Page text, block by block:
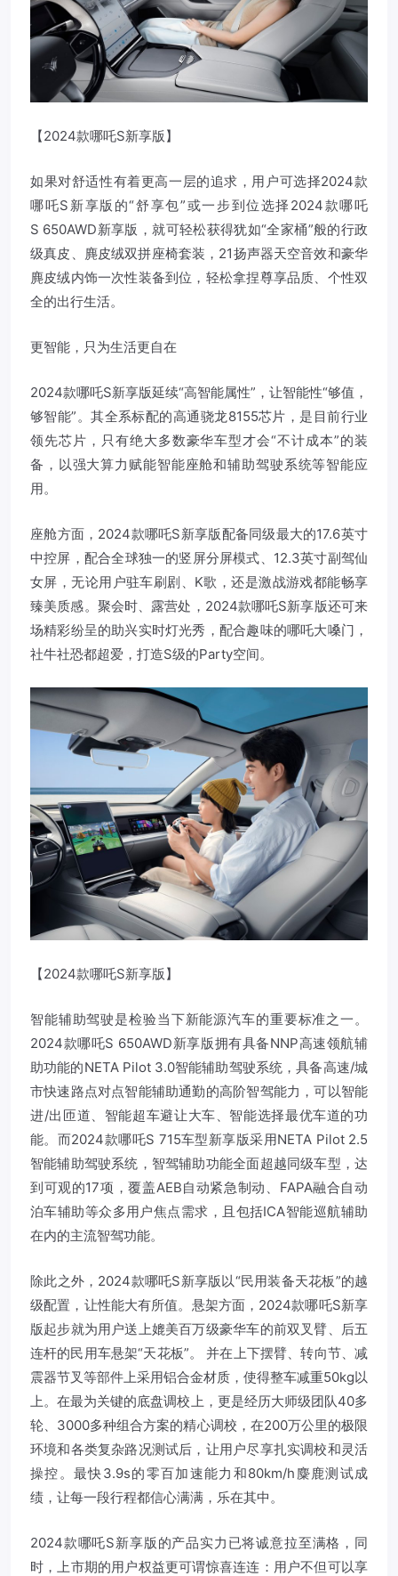
【2024款哪吒S新享版】
如果对舒适性有着更高一层的追求，用户可选择2024款
哪吒S新享版的“舒享包”或一步到位选择2024款哪吒
S 650AWD新享版，就可轻松获得犹如“全家桶”般的行政
级真皮、麂皮绒双拼座椅套装，21扬声器天空音效和豪华
麂皮绒内饰一次性装备到位，轻松拿捏尊享品质、个性双
全的出行生活。
更智能，只为生活更自在
2024款哪吒S新享版延续“高智能属性”，让智能性“够值，
够智能”。其全系标配的高通骁龙8155芯片，是目前行业
领先芯片，只有绝大多数豪华车型才会“不计成本”的装
备，以强大算力赋能智能座舱和辅助驾驶系统等智能应
用。
座舱方面，2024款哪吒S新享版配备同级最大的17.6英寸
中控屏，配合全球独一的竖屏分屏模式、12.3英寸副驾仙
女屏，无论用户驻车刷剧、K歌，还是激战游戏都能畅享
臻美质感。聚会时、露营处，2024款哪吒S新享版还可来
场精彩纷呈的助兴实时灯光秀，配合趣味的哪吒大嗓门，
社牛社恐都超爱，打造S级的Party空间。
【2024款哪吒S新享版】
智能辅助驾驶是检验当下新能源汽车的重要标准之一。
2024款哪吒S 650AWD新享版拥有具备NNP高速领航辅
助功能的NETA Pilot 3.0智能辅助驾驶系统，具备高速/城
市快速路点对点智能辅助通勤的高阶智驾能力，可以智能
进/出匝道、智能超车避让大车、智能选择最优车道的功
能。而2024款哪吒S 715车型新享版采用NETA Pilot 2.5
智能辅助驾驶系统，智驾辅助功能全面超越同级车型，达
到可观的17项，覆盖AEB自动紧急制动、FAPA融合自动
泊车辅助等众多用户焦点需求，且包括ICA智能巡航辅助
在内的主流智驾功能。
除此之外，2024款哪吒S新享版以“民用装备天花板”的越
级配置，让性能大有所值。悬架方面，2024款哪吒S新享
版起步就为用户送上媲美百万级豪华车的前双叉臂、后五
连杆的民用车悬架“天花板”。 并在上下摆臂、转向节、减
震器节叉等部件上采用铝合金材质，使得整车减重50kg以
上。在最为关键的底盘调校上，更是经历大师级团队40多
轮、3000多种组合方案的精心调校，在200万公里的极限
环境和各类复杂路况测试后，让用户尽享扎实调校和灵活
操控。最快3.9s的零百加速能力和80km/h麋鹿测试成
绩，让每一段行程都信心满满，乐在其中。
2024款哪吒S新享版的产品实力已将诚意拉至满格，同
时，上市期的用户权益更可谓惊喜连连：用户不但可以享